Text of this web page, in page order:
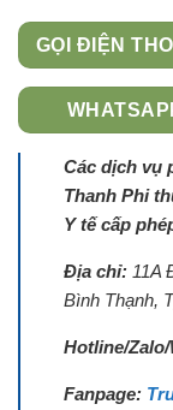
GỌI ĐIỆN
Các dịch vụ
Thanh Phi
Y tế cấp
Địa chỉ: 11A
Bình Thạnh,
Hotline/
Fanpage: